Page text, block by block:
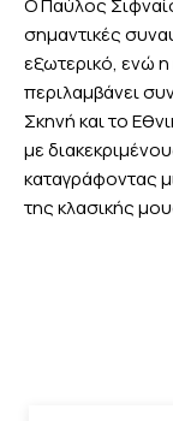
Ο Παύλος
σημαντικές
εξωτερικό, ενώ η
περιλαμβάνει
Σκηνή και το
με
καταγράφοντας
της κλασικής